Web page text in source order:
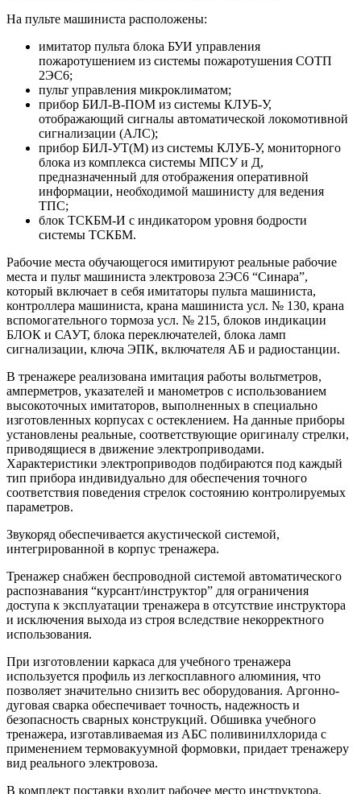
На пульте машиниста расположены:
имитатор пульта блока БУИ управления
пожаротушением из системы пожаротушения СОТП
2ЭС6;
пульт управления микроклиматом;
прибор БИЛ-В-ПОМ из системы КЛУБ-У,
отображающий сигналы автоматической локомотивной
сигнализации (АЛС);
прибор БИЛ-УТ(М) из системы КЛУБ-У, мониторного
блока из комплекса системы МПСУ и Д,
предназначенный для отображения оперативной
информации, необходимой машинисту для ведения
ТПС;
блок ТСКБМ-И с индикатором уровня бодрости
системы ТСКБМ.
Рабочие места обучающегося имитируют реальные рабочие
места и пульт машиниста электровоза 2ЭС6 “Синара”,
который включает в себя имитаторы пульта машиниста,
контроллера машиниста, крана машиниста усл. № 130, крана
вспомогательного тормоза усл. № 215, блоков индикации
БЛОК и САУТ, блока переключателей, блока ламп
сигнализации, ключа ЭПК, включателя АБ и радиостанции.
В тренажере реализована имитация работы вольтметров,
амперметров, указателей и манометров с использованием
высокоточных имитаторов, выполненных в специально
изготовленных корпусах с остеклением. На данные приборы
установлены реальные, соответствующие оригиналу стрелки,
приводящиеся в движение электроприводами.
Характеристики электроприводов подбираются под каждый
тип прибора индивидуально для обеспечения точного
соответствия поведения стрелок состоянию контролируемых
параметров.
Звукоряд обеспечивается акустической системой,
интегрированной в корпус тренажера.
Тренажер снабжен беспроводной системой автоматического
распознавания “курсант/инструктор” для ограничения
доступа к эксплуатации тренажера в отсутствие инструктора
и исключения выхода из строя вследствие некорректного
использования.
При изготовлении каркаса для учебного тренажера
используется профиль из легкосплавного алюминия, что
позволяет значительно снизить вес оборудования. Аргонно-
дуговая сварка обеспечивает точность, надежность и
безопасность сварных конструкций. Обшивка учебного
тренажера, изготавливаемая из АБС поливинилхлорида с
применением термовакуумной формовки, придает тренажеру
вид реального электровоза.
В комплект поставки входит рабочее место инструктора,